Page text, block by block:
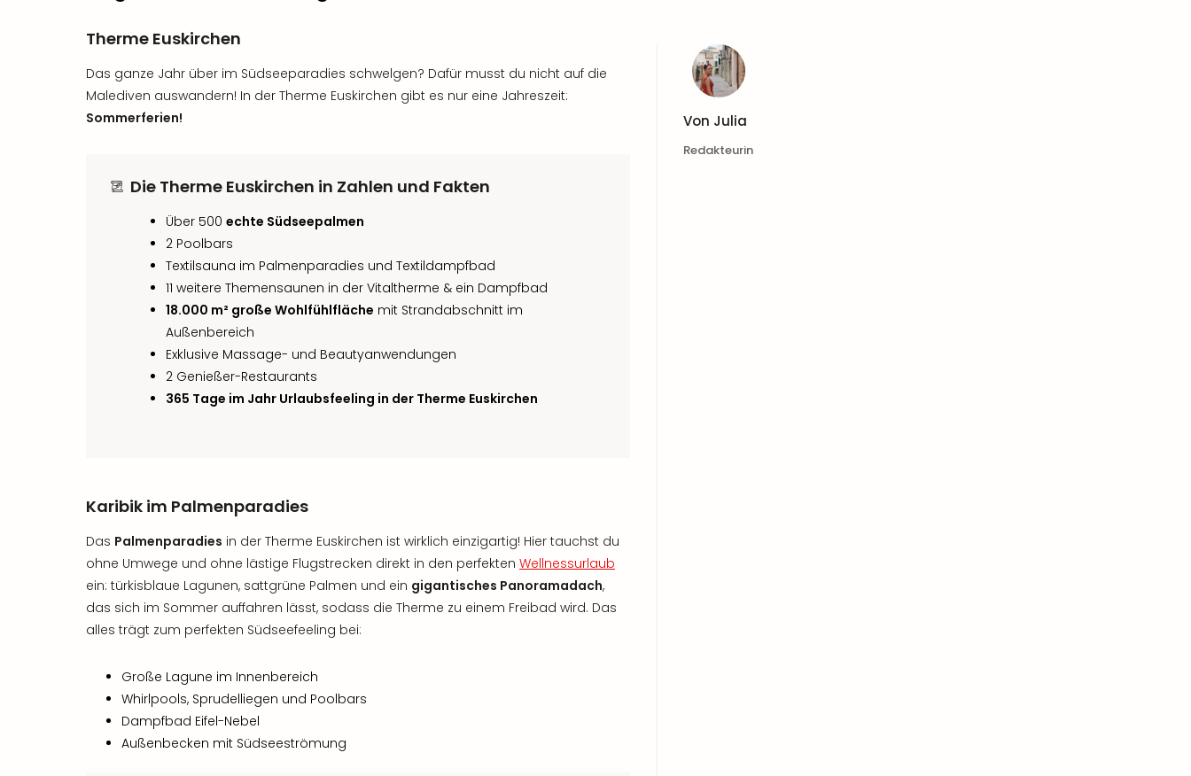
Therme Euskirchen
Das ganze Jahr über im Südseeparadies schwelgen? Dafür musst du nicht auf die
Malediven auswandern! In der Therme Euskirchen gibt es nur eine Jahreszeit:
Sommerferien!
Die Therme Euskirchen in Zahlen und Fakten
Über 500 echte Südseepalmen
2 Poolbars
Textilsauna im Palmenparadies und Textildampfbad
11 weitere Themensaunen in der Vitaltherme & ein Dampfbad
18.000 m² große Wohlfühlfläche mit Strandabschnitt im
Außenbereich
Exklusive Massage- und Beautyanwendungen
2 Genießer-Restaurants
365 Tage im Jahr Urlaubsfeeling in der Therme Euskirchen
Karibik im Palmenparadies
Das Palmenparadies in der Therme Euskirchen ist wirklich einzigartig! Hier tauchst du
ohne Umwege und ohne lästige Flugstrecken direkt in den perfekten Wellnessurlaub
ein: türkisblaue Lagunen, sattgrüne Palmen und ein gigantisches Panoramadach,
das sich im Sommer auffahren lässt, sodass die Therme zu einem Freibad wird. Das
alles trägt zum perfekten Südseefeeling bei:
Große Lagune im Innenbereich
Whirlpools, Sprudelliegen und Poolbars
Dampfbad Eifel-Nebel
Außenbecken mit Südseeströmung
Von Julia
Redakteurin